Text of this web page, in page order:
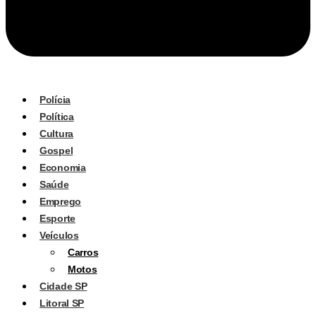
Polícia
Política
Cultura
Gospel
Economia
Saúde
Emprego
Esporte
Veículos
Carros
Motos
Cidade SP
Litoral SP